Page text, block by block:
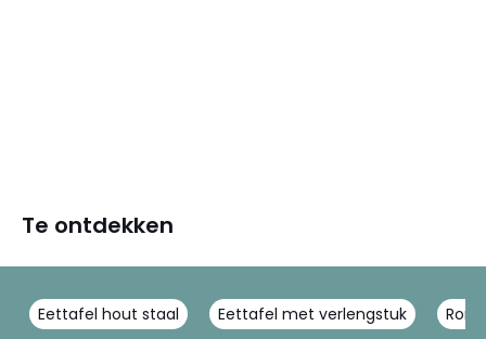
Te ontdekken
Eettafel hout staal Eettafel met verlengstuk